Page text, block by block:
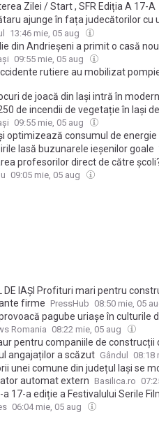
Zilei / Start , SFR Ediția A 17-A
ajunge în fața judecătorilor cu
Vaslui a decis că procesul poate
13:46 mie, 05 aug
din Andrieșeni a primit o casă
09:55 mie, 05 aug
rutiere au mobilizat
de joacă din Iași intră în
de incendii de vegetație în Iași
09:55 mie, 05 aug
optimizează consumul de
lasă buzunarele ieșenilor goale
profesorilor direct de către
proprie, s-ar putea ca în
09:05 mie, 05 aug
DE IAȘI Profituri mari pentru
firme
PressHub 08:50 mie, 05
pagube uriașe în culturile
de se înnegrește cerul”
Romania 08:22 mie, 05 aug
pentru companiile de construcții
angajaților a scăzut Gândul 08:18
unei comune din județul Iași se
automat extern Basilica.ro
a 17-a ediție a Festivalului Serile
06:04 mie, 05 aug